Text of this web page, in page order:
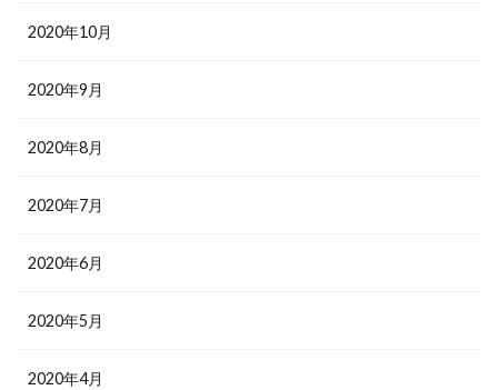
2020年10月
2020年9月
2020年8月
2020年7月
2020年6月
2020年5月
2020年4月